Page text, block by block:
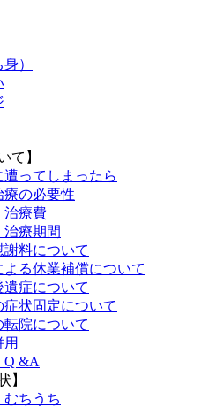
）
て】
ってしまったら
療の必要性
療費
療期間
料について
る休業補償について
症について
状固定について
院について
&A
】
ちうち